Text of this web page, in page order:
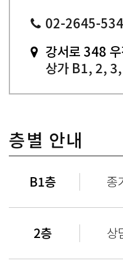
02-2645-
강서로 348
상가 B1, 2,
층별 안내
B1층 종
2층 상